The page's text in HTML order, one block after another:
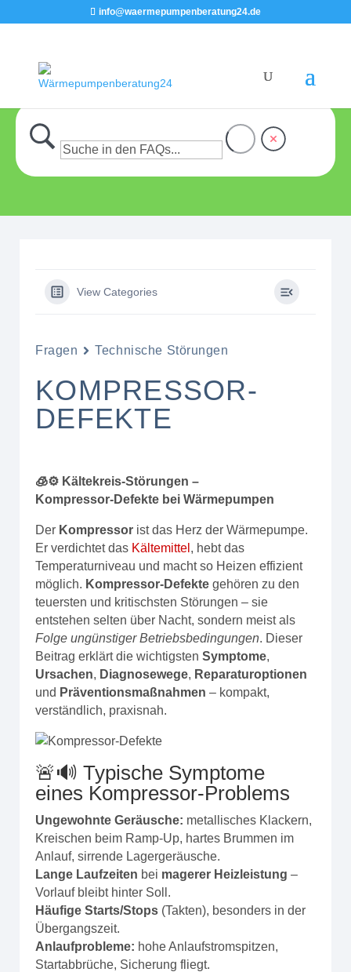
info@waermepumpenberatung24.de
View Categories
Fragen Technische Störungen
KOMPRESSOR-
DEFEKTE
🧊⚙️ Kältekreis‑Störungen –
Kompressor‑Defekte bei Wärmepumpen
Der Kompressor ist das Herz der Wärmepumpe.
Er verdichtet das Kältemittel , hebt das
Temperaturniveau und macht so Heizen effizient
möglich. Kompressor‑Defekte gehören zu den
teuersten und kritischsten Störungen – sie
entstehen selten über Nacht, sondern meist als
Folge ungünstiger Betriebsbedingungen. Dieser
Beitrag erklärt die wichtigsten Symptome,
Ursachen, Diagnosewege, Reparaturoptionen
und Präventionsmaßnahmen – kompakt,
verständlich, praxisnah.
🚨🔊 Typische Symptome
eines Kompressor‑Problems
Ungewohnte Geräusche: metallisches Klackern,
Kreischen beim Ramp‑Up, hartes Brummen im
Anlauf, sirrende Lagergeräusche.
Lange Laufzeiten bei magerer Heizleistung –
Vorlauf bleibt hinter Soll.
Häufige Starts/Stops (Takten), besonders in der
Übergangszeit.
Anlaufprobleme: hohe Anlaufstromspitzen,
Startabbrüche, Sicherung fliegt.